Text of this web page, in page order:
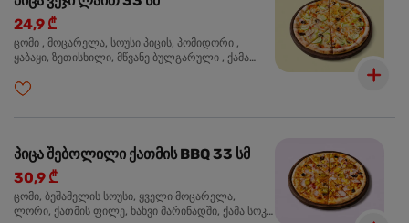
24,9 ₾
ცომი , მოცარელა, სოუსი პიცის, პომიდორი ,
ყაბაყი, ზეთისხილი, მწვანე ბულგარული , ქამა
პიცა შებოლილი ქათმის BBQ 33 სმ
30,9 ₾
ცომი, ბეშამელის სოუსი, ყველი მოცარელა,
ლორი, ქათმის ფილე, ხახვი მარინადში, ქამა სოკო